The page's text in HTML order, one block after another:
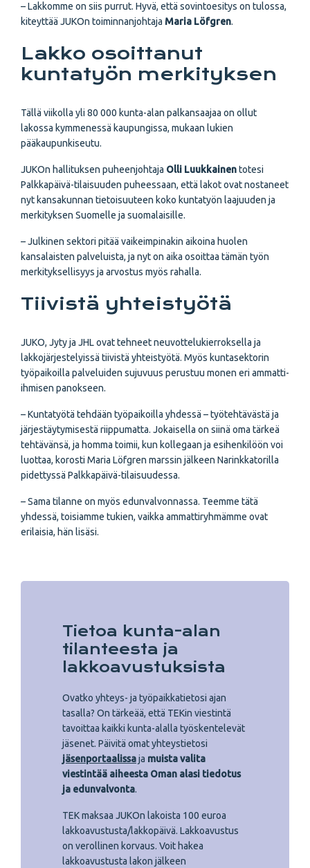
– Lakkomme on siis purrut. Hyvä, että sovintoesitys on tulossa,
kiteyttää JUKOn toiminnanjohtaja Maria Löfgren.
Lakko osoittanut
kuntatyön merkityksen
Tällä viikolla yli 80 000 kunta-alan palkansaajaa on ollut
lakossa kymmenessä kaupungissa, mukaan lukien
pääkaupunkiseutu.
JUKOn hallituksen puheenjohtaja Olli Luukkainentotesi
Palkkapäivä-tilaisuuden puheessaan, että lakot ovat nostaneet
nyt kansakunnan tietoisuuteen koko kuntatyön laajuuden ja
merkityksen Suomelle ja suomalaisille.
– Julkinen sektori pitää vaikeimpinakin aikoina huolen
kansalaisten palveluista, ja nyt on aika osoittaa tämän työn
merkityksellisyys ja arvostus myös rahalla.
Tiivistä yhteistyötä
JUKO, Jyty ja JHL ovat tehneet neuvottelukierroksella ja
lakkojärjestelyissä tiivistä yhteistyötä. Myös kuntasektorin
työpaikoilla palveluiden sujuvuus perustuu monen eri ammatti-
ihmisen panokseen.
– Kuntatyötä tehdään työpaikoilla yhdessä – työtehtävästä ja
järjestäytymisestä riippumatta. Jokaisella on siinä oma tärkeä
tehtävänsä, ja homma toimii, kun kollegaan ja esihenkilöön voi
luottaa, korosti Maria Löfgren marssin jälkeen Narinkkatorilla
pidettyssä Palkkapäivä-tilaisuudessa.
– Sama tilanne on myös edunvalvonnassa. Teemme tätä
yhdessä, toisiamme tukien, vaikka ammattiryhmämme ovat
erilaisia, hän lisäsi.
Tietoa kunta-alan
tilanteesta ja
lakkoavustuksista
Ovatko yhteys- ja työpaikkatietosi ajan
tasalla? On tärkeää, että TEKin viestintä
tavoittaa kaikki kunta-alalla työskentelevät
jäsenet. Päivitä omat yhteystietosi
jäsenportaalissaja muista valita
viestintää aiheesta Oman alasi tiedotus
ja edunvalvonta.
TEK maksaa JUKOn lakoista 100 euroa
lakkoavustusta/lakkopäivä. Lakkoavustus
on verollinen korvaus. Voit hakea
lakkoavustusta lakon jälkeen